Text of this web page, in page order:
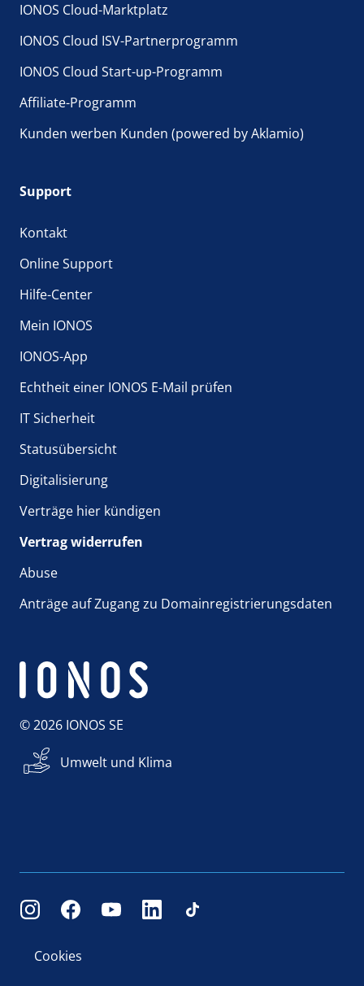
IONOS Cloud-Marktplatz
IONOS Cloud ISV-Partnerprogramm
IONOS Cloud Start-up-Programm
Affiliate-Programm
Kunden werben Kunden (powered by Aklamio)
Support
Kontakt
Online Support
Hilfe-Center
Mein IONOS
IONOS-App
Echtheit einer IONOS E-Mail prüfen
IT Sicherheit
Statusübersicht
Digitalisierung
Verträge hier kündigen
Vertrag widerrufen
Abuse
Anträge auf Zugang zu Domainregistrierungsdaten
© 2026 IONOS SE
Umwelt und Klima
Cookies